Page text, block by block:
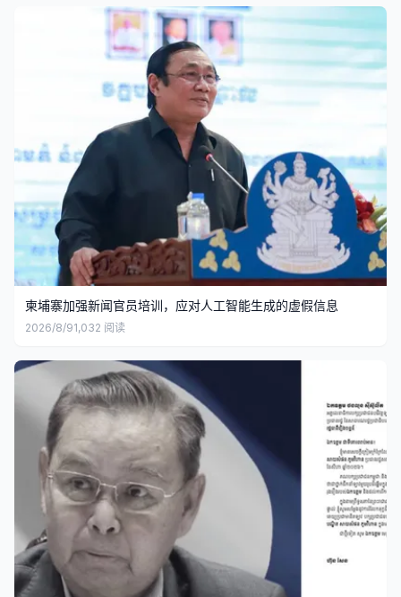
柬埔寨加强新闻官员培训，应对人工智能生成的虚假信息
2026/8/91,032 阅读